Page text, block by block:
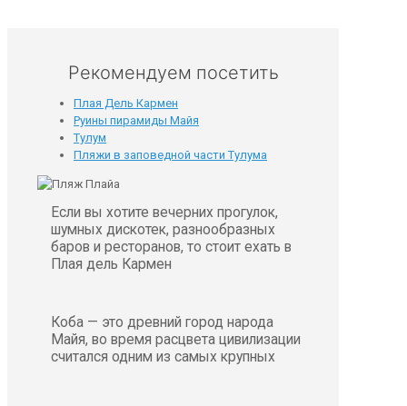
Рекомендуем посетить
Плая Дель Кармен
Руины пирамиды Майя
Тулум
Пляжи в заповедной части Тулума
Если вы хотите вечерних прогулок,
шумных дискотек, разнообразных
баров и ресторанов, то стоит ехать в
Плая дель Кармен
Коба — это древний город народа
Майя, во время расцвета цивилизации
считался одним из самых крупных